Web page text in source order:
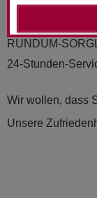
RUND­UM-
24-Stunden-
Wir wollen, dass
Unsere